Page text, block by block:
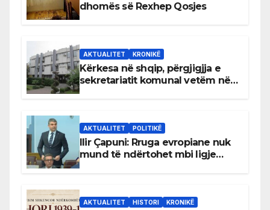
dhomës së Rexhep Qosjes
AKTUALITET KRONIKË
Kërkesa në shqip, përgjigjja e
sekretariatit komunal vetëm në
AKTUALITET POLITIKË
Ilir Çapuni: Rruga evropiane nuk
mund të ndërtohet mbi ligje
AKTUALITET HISTORI KRONIKË